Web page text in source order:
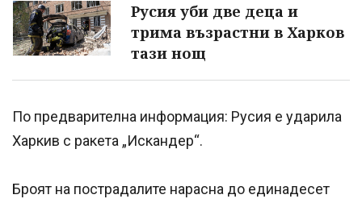
Русия уби две деца и
трима възрастни в Харков
тази нощ
По предварителна информация: Русия е ударила
Харкив с ракета „Искандер“.
Броят на пострадалите нарасна до единадесет